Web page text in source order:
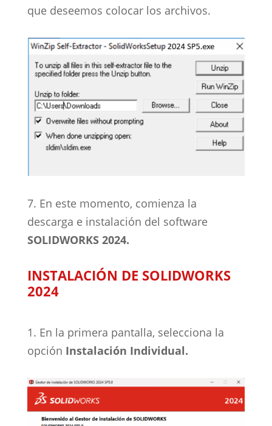
que deseemos colocar los archivos.
7. En este momento, comienza la
descarga e instalación del software
SOLIDWORKS 2024.
INSTALACIÓN DE SOLIDWORKS
2024
1. En la primera pantalla, selecciona la
opción Instalación Individual.